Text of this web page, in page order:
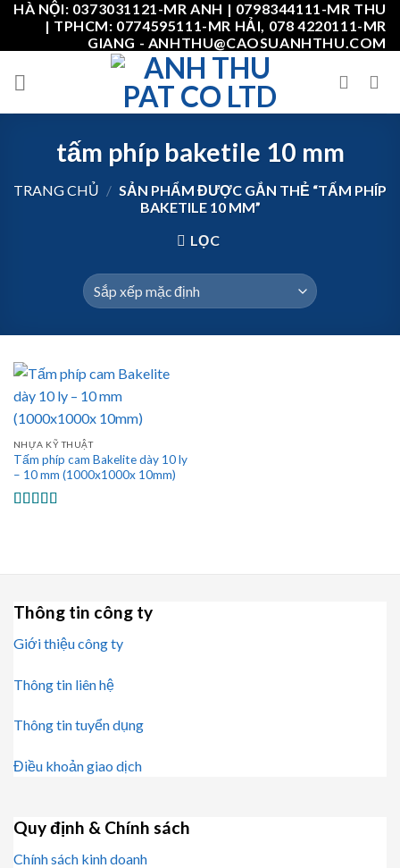
Skip
content
HÀ NỘI: 0373031121-MR ANH | 0798344111-MR THU
| TPHCM: 0774595111-MR HẢI, 078 4220111-MR
GIANG - ANHTHU@CAOSUANHTHU.COM
tấm phíp baketile 10 mm
TRANG CHỦ / SẢN PHẨM ĐƯỢC GẮN THẺ “TẤM PHÍP
BAKETILE 10 MM”
LỌC
NHỰA KỸ THUẬT
Tấm phíp cam Bakelite dày 10 ly
– 10 mm (1000x1000x 10mm)
Thông tin công ty
Giới thiệu công ty
Thông tin liên hệ
Thông tin tuyển dụng
Điều khoản giao dịch
Quy định & Chính sách
Chính sách kinh doanh